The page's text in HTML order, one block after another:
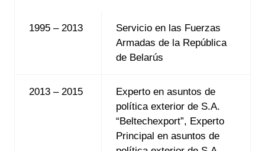
1995 – 2013
Servicio en las Fuerzas
Armadas de la República
de Belarús
2013 – 2015
Experto en asuntos de
política exterior de S.A.
“Beltechexport”, Experto
Principal en asuntos de